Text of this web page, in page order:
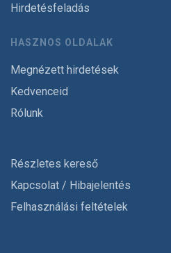
Hirdetésfeladás
HASZNOS OLDALAK
Megnézett hirdetések
Kedvenceid
Rólunk
Részletes kereső
Kapcsolat / Hibajelentés
Felhasználási feltételek